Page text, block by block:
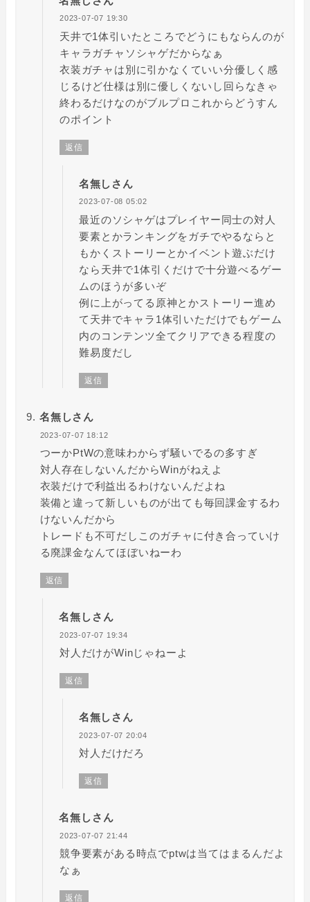
2023-07-07 19:30
天井で1体引いたところでどうにもならんのが
キャラガチャソシャゲだからなぁ
衣装ガチャは別に引かなくていい分優しく感
じるけど仕様は別に優しくないし回らなきゃ
終わるだけなのがブルプロこれからどうすん
のポイント
返信
名無しさん
2023-07-08 05:02
最近のソシャゲはプレイヤー同士の対人
要素とかランキングをガチでやるならと
もかくストーリーとかイベント遊ぶだけ
なら天井で1体引くだけで十分遊べるゲー
ムのほうが多いぞ
例に上がってる原神とかストーリー進め
て天井でキャラ1体引いただけでもゲーム
内のコンテンツ全てクリアできる程度の
難易度だし
返信
名無しさん
2023-07-07 18:12
つーかPtWの意味わからず騒いでるの多すぎ
対人存在しないんだからWinがねえよ
衣装だけで利益出るわけないんだよね
装備と違って新しいものが出ても毎回課金するわ
けないんだから
トレードも不可だしこのガチャに付き合っていけ
る廃課金なんてほぼいねーわ
返信
名無しさん
2023-07-07 19:34
対人だけがWinじゃねーよ
返信
名無しさん
2023-07-07 20:04
対人だけだろ
返信
名無しさん
2023-07-07 21:44
競争要素がある時点でptwは当てはまるんだよ
なぁ
返信